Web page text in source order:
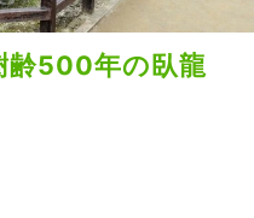
齢500年の臥龍